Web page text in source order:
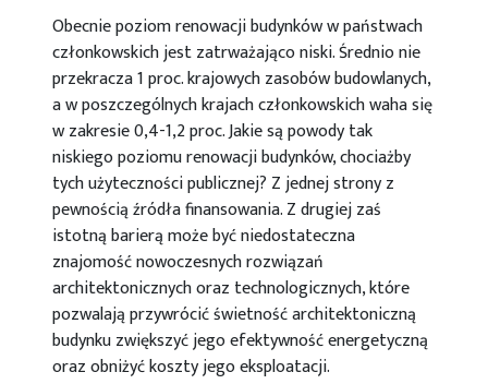
Obecnie poziom renowacji budynków w państwach
członkowskich jest zatrważająco niski. Średnio nie
przekracza 1 proc. krajowych zasobów budowlanych,
a w poszczególnych krajach członkowskich waha się
w zakresie 0,4-1,2 proc. Jakie są powody tak
niskiego poziomu renowacji budynków, chociażby
tych użyteczności publicznej? Z jednej strony z
pewnością źródła finansowania. Z drugiej zaś
istotną barierą może być niedostateczna
znajomość nowoczesnych rozwiązań
architektonicznych oraz technologicznych, które
pozwalają przywrócić świetność architektoniczną
budynku zwiększyć jego efektywność energetyczną
oraz obniżyć koszty jego eksploatacji.